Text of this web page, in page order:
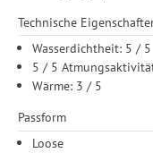
Technische
Wasserdichtheit: 5 / 5
5 / 5
Wärme: 3 / 5
Passform
Loose